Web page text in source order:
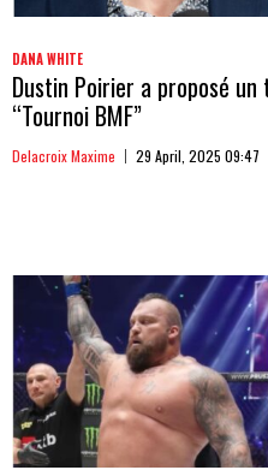
DANA WHITE
Dustin Poirier a proposé
“Tournoi BMF”
Delacroix Maxime 29 April, 2025 09:47